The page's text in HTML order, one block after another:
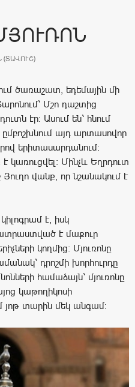
ծառաշատ, եդեմային մի
Մշո դաշտից
էր: Ասում են՝ հնում
ըմբոշխնում այդ արտասովոր
երիտասարդանում:
կառուցվել: Մինչև Եղրդուտ
Յուղո վանք, որ նշանակում է
է, իսկ
է մաքուր
կողմից։ Մյուռոնը
դրոշմի խորհուրդը
համաձայն՝ մյուռոնը
կաթողիկոսի
յոթ տարին մեկ անգամ։